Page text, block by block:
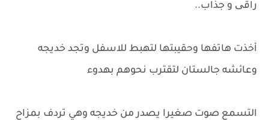
راقی و جذاب..
أخذت هاتفها وحقيبتها لتهبط للاسفل وتجد خديجه
وعائشه جالستان لتقترب نحوهم بهدوء
التسمع صوت صغيرا يصدر من خديجه وهي تردف بمزاح